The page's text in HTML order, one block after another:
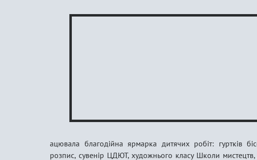
ацювала благодійна ярмарка дитячих робіт: гуртків
розпис, сувенір ЦДЮТ, художнього класу Школи